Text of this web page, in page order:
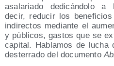
asa­la­ria­do dedi­cán­do­lo a
decir, redu­cir los
indi­rec­tos median­te el
y públi­cos, gas­tos que se
capi­tal. Habla­mos de lucha
des­te­rra­do del docu­men­to